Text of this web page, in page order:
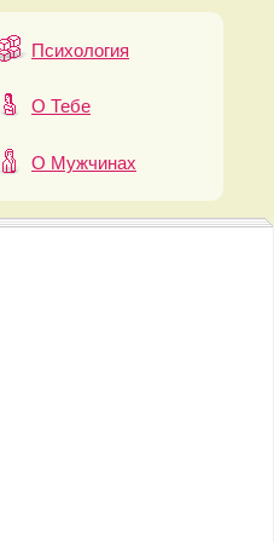
Психология
О Тебе
О Мужчинах